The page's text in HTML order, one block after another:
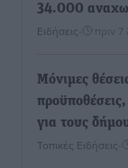
34.000
Ειδήσεις πριν 7
Μόνιμες
για τους
Τοπικές Ειδήσεις